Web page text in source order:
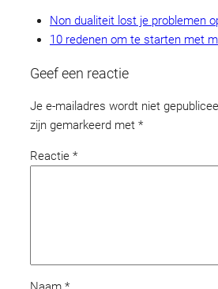
Non dualiteit lost je problemen
10 redenen om te starten met
Geef een reactie
Je e-mailadres wordt niet
zijn gemarkeerd met *
Reactie *